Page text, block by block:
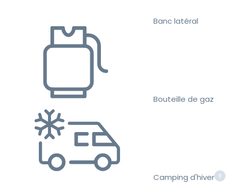
Banc latéral
Bouteille de gaz
Camping d'hiver